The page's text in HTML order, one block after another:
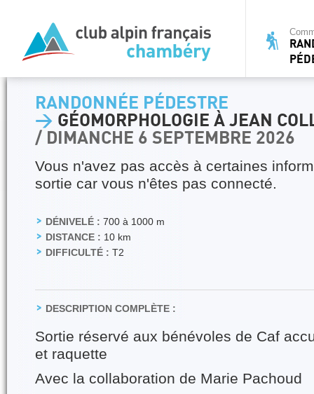
RANDONNÉE PÉDESTRE
> GÉOMORPHOLOGIE À JEAN
/ DIMANCHE 6 SEPTEMBRE 2026
Vous n'avez pas accès à certaines
sortie car vous n'êtes pas connecté.
DÉNIVELÉ : 700 à 1000 m
DISTANCE : 10 km
DIFFICULTÉ : T2
DESCRIPTION COMPLÈTE :
Sortie réservé aux bénévoles de Caf
et raquette
Avec la collaboration de Marie Pachoud